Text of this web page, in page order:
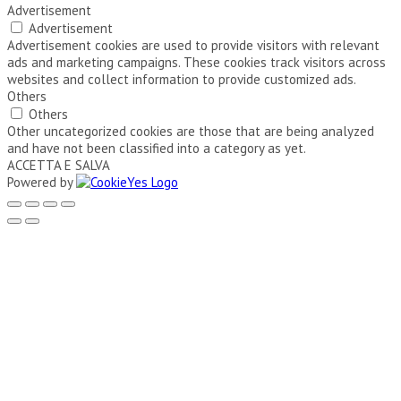
Advertisement
Advertisement
Advertisement cookies are used to provide visitors with relevant
ads and marketing campaigns. These cookies track visitors across
websites and collect information to provide customized ads.
Others
Others
Other uncategorized cookies are those that are being analyzed
and have not been classified into a category as yet.
ACCETTA E SALVA
Powered by